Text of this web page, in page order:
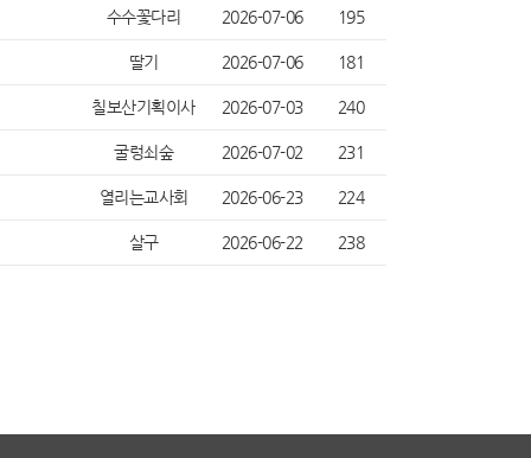
수수꽃다리 2026-07-06 195
딸기 2026-07-06 181
칠보산기획이사 2026-07-03 240
굴렁쇠숲 2026-07-02 231
열리는교사회 2026-06-23 224
살구 2026-06-22 238